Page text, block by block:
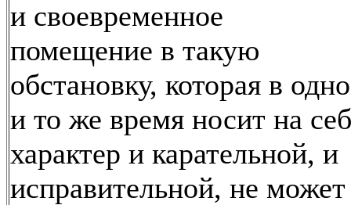
и своевременное
помещение в такую
обстановку, которая в одно
и то же время носит на
характер и карательной, и
исправительной, не может